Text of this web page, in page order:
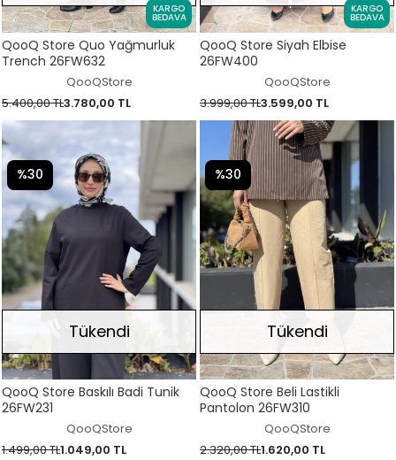
KARGO
BEDAVA
QooQ Store Quo Yağmurluk
Trench 26FW632
QooQStore
5.400,00 TL3.780,00 TL
KARGO
BEDAVA
QooQ Store Siyah Elbise
26FW400
QooQStore
3.999,00 TL3.599,00 TL
Tükendi
QooQ Store Baskılı Badi Tunik
26FW231
QooQStore
1.499,00 TL1.049,00 TL
%30
Tükendi
QooQ Store Beli Lastikli
Pantolon 26FW310
QooQStore
2.320,00 TL1.620,00 TL
%30